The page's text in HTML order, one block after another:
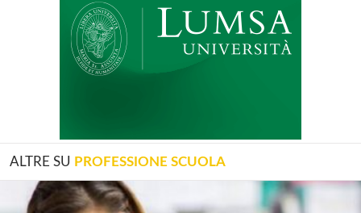
ALTRE SU PROFESSIONE SCUOLA